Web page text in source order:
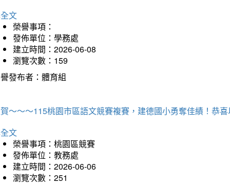
文
榮譽事項：
發佈單位：學務處
建立時間：2026-06-08
瀏覽次數：159
發布者：體育組
～～～115桃園市區語文競賽複賽，建德國小勇奪佳績！恭
文
榮譽事項：桃園區競賽
發佈單位：教務處
建立時間：2026-06-06
瀏覽次數：251